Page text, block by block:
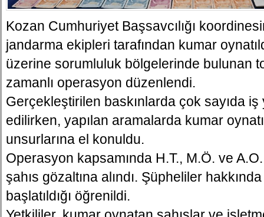
Kozan Cumhuriyet Başsavcılığı
jandarma ekipleri tarafından kumar
üzerine sorumluluk bölgelerinde bulunan
zamanlı operasyon düzenlendi.
Gerçekleştirilen baskınlarda çok sayıda
edilirken, yapılan aramalarda kumar
unsurlarına el konuldu.
Operasyon kapsamında H.T., M.Ö. ve
şahıs gözaltına alındı. Şüpheliler
başlatıldığı öğrenildi.